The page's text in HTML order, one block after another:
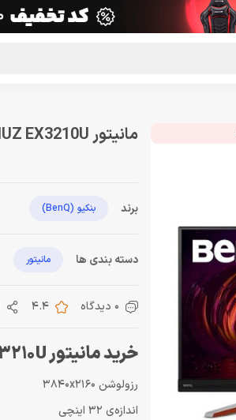
مانیتور BenQ MOBIUZ EX3210U
برند بنکیو (BenQ)
دسته بندی ها مانیتور
0 دیدگاه 4.4
خرید مانیتور BenQ MOBIUZ EX3210U
رزولوشن 3840x2160
اندازه‌ی 32 اینچی